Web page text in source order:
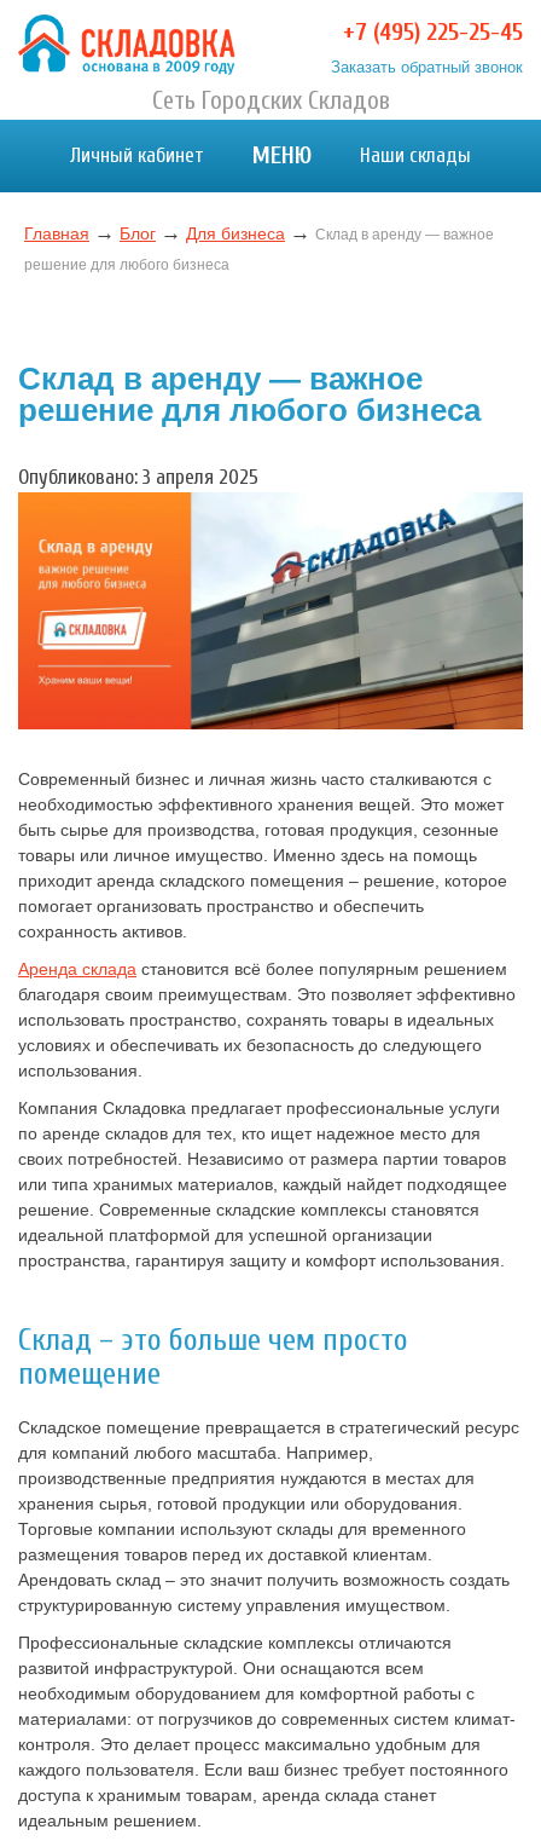
Перейти
содержимому
Хранение вещей в Москве и МО. Склад временного
Хранение вещей в Москве и МО. Склад временного хранения. Складовка
+7 (495) 225-25-45
Заказать обратный звонок
Сеть Городских Складов
Личный кабинет МЕНЮ Наши склады
Главная → Блог → Для бизнеса → Склад в аренду — важное
решение для любого бизнеса
Склад в аренду — важное
решение для любого бизнеса
Опубликовано: 3 апреля 2025
Современный бизнес и личная жизнь часто сталкиваются с
необходимостью эффективного хранения вещей. Это может
быть сырье для производства, готовая продукция, сезонные
товары или личное имущество. Именно здесь на помощь
приходит аренда складского помещения – решение, которое
помогает организовать пространство и обеспечить
сохранность активов.
Аренда склада становится всё более популярным решением
благодаря своим преимуществам. Это позволяет эффективно
использовать пространство, сохранять товары в идеальных
условиях и обеспечивать их безопасность до следующего
использования.
Компания Складовка предлагает профессиональные услуги
по аренде складов для тех, кто ищет надежное место для
своих потребностей. Независимо от размера партии товаров
или типа хранимых материалов, каждый найдет подходящее
решение. Современные складские комплексы становятся
идеальной платформой для успешной организации
пространства, гарантируя защиту и комфорт использования.
Склад – это больше чем просто
помещение
Складское помещение превращается в стратегический ресурс
для компаний любого масштаба. Например,
производственные предприятия нуждаются в местах для
хранения сырья, готовой продукции или оборудования.
Торговые компании используют склады для временного
размещения товаров перед их доставкой клиентам.
Арендовать склад – это значит получить возможность создать
структурированную систему управления имуществом.
Профессиональные складские комплексы отличаются
развитой инфраструктурой. Они оснащаются всем
необходимым оборудованием для комфортной работы с
материалами: от погрузчиков до современных систем климат-
контроля. Это делает процесс максимально удобным для
каждого пользователя. Если ваш бизнес требует постоянного
доступа к хранимым товарам, аренда склада станет
идеальным решением.